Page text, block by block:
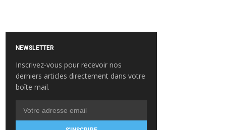
NEWSLETTER
Inscrivez-vous pour recevoir nos
derniers articles directement dans votre
boîte mail.